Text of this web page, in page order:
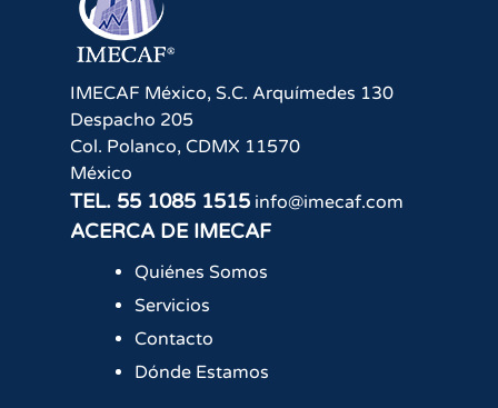
IMECAF México, S.C. Arquímedes 130
Despacho 205
Col. Polanco, CDMX 11570
México
TEL. 55 1085 1515 info@imecaf.com
ACERCA DE IMECAF
Quiénes Somos
Servicios
Contacto
Dónde Estamos